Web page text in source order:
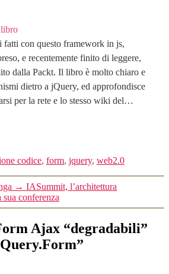
con questo framework in js,
e recentemente finito di leggere,
dalla Packt. Il libro è molto chiaro e
dietro a jQuery, ed approfondisce
per la rete e lo stesso wiki del…
codice, form, jquery, web2.0
→ IASummit, l’architettura
conferenza
Ajax “degradabili”